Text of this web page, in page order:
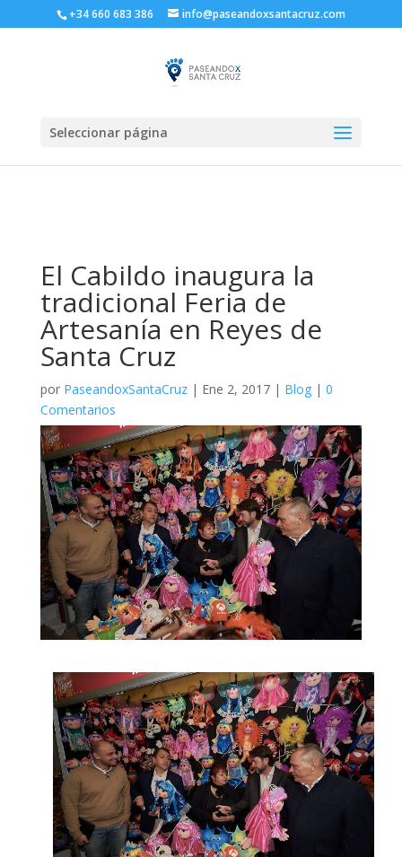
+34 660 683 386 info@paseandoxsantacruz.com
Seleccionar página
El Cabildo inaugura la
tradicional Feria de
Artesanía en Reyes de
Santa Cruz
por PaseandoxSantaCruz| Ene 2, 2017| Blog| 0
Comentarios